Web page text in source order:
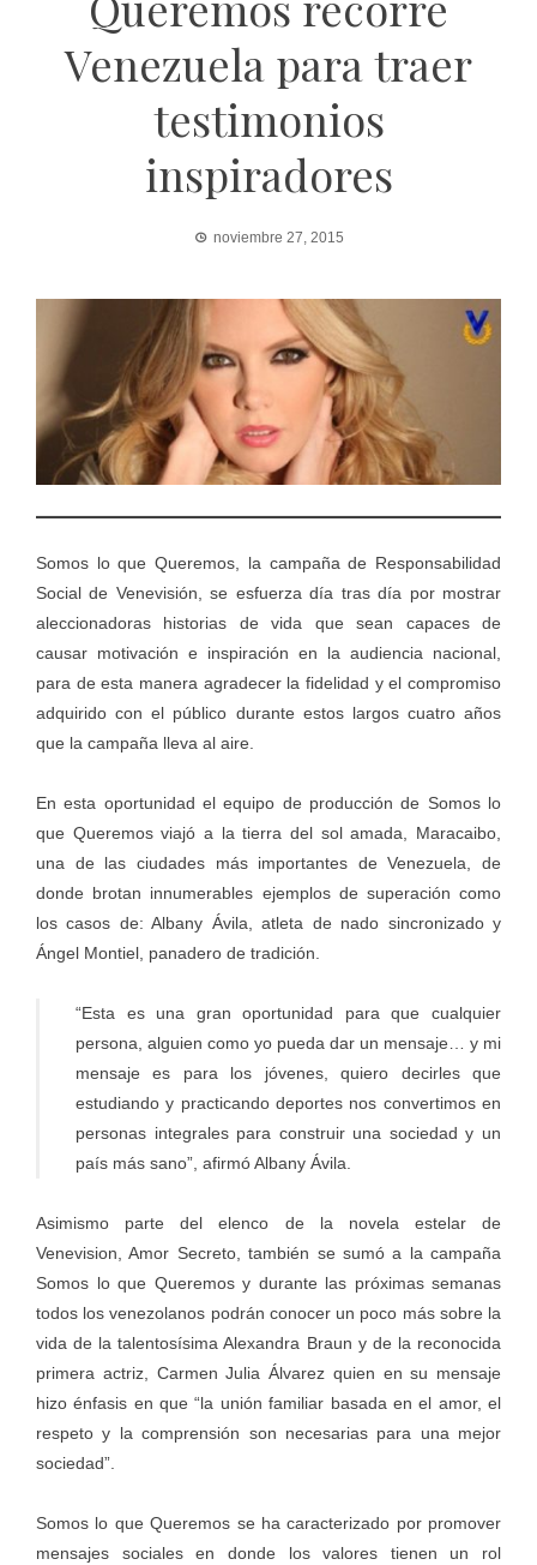
Venezuela para traer
testimonios
inspiradores
noviembre 27, 2015
Somos lo que Queremos, la campaña de Responsabilidad
Social de Venevisión, se esfuerza día tras día por mostrar
aleccionadoras historias de vida que sean capaces de
causar motivación e inspiración en la audiencia nacional,
para de esta manera agradecer la fidelidad y el compromiso
adquirido con el público durante estos largos cuatro años
que la campaña lleva al aire.
En esta oportunidad el equipo de producción de Somos lo
que Queremos viajó a la tierra del sol amada, Maracaibo,
una de las ciudades más importantes de Venezuela, de
donde brotan innumerables ejemplos de superación como
los casos de: Albany Ávila, atleta de nado sincronizado y
Ángel Montiel, panadero de tradición.
“Esta es una gran oportunidad para que cualquier
persona, alguien como yo pueda dar un mensaje… y mi
mensaje es para los jóvenes, quiero decirles que
estudiando y practicando deportes nos convertimos en
personas integrales para construir una sociedad y un
país más sano”, afirmó Albany Ávila.
Asimismo parte del elenco de la novela estelar de
Venevision, Amor Secreto, también se sumó a la campaña
Somos lo que Queremos y durante las próximas semanas
todos los venezolanos podrán conocer un poco más sobre la
vida de la talentosísima Alexandra Braun y de la reconocida
primera actriz, Carmen Julia Álvarez quien en su mensaje
hizo énfasis en que “la unión familiar basada en el amor, el
respeto y la comprensión son necesarias para una mejor
sociedad”.
Somos lo que Queremos se ha caracterizado por promover
mensajes sociales en donde los valores tienen un rol